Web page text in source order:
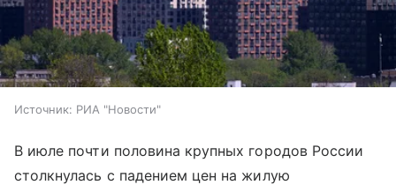
Источник: РИА "Новости"
В июле почти половина крупных городов России
столкнулась с падением цен на жилую